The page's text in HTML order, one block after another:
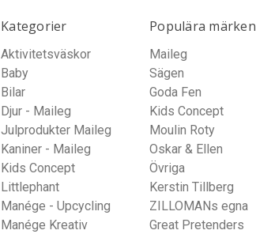
Kategorier
Aktivitetsväskor
Baby
Bilar
Djur - Maileg
Julprodukter Maileg
Kaniner - Maileg
Kids Concept
Littlephant
Manége - Upcycling
Manége Kreativ
Populära märken
Maileg
Sägen
Goda Fen
Kids Concept
Moulin Roty
Oskar & Ellen
Övriga
Kerstin Tillberg
ZILLOMANs egna
Great Pretenders